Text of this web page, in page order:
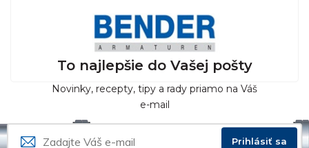
To najlepšie do Vašej pošty
Novinky, recepty, tipy a rady priamo na Váš
e-mail
Prihlásiť sa